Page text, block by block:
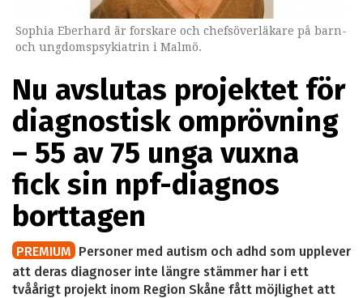
Sophia Eberhard är forskare och chefsöverläkare på barn-
och ungdomspsykiatrin i Malmö.
Nu avslutas projektet för
diagnostisk omprövning
– 55 av 75 unga vuxna
fick sin npf-diagnos
borttagen
PREMIUM Personer med autism och adhd som upplever
att deras diagnoser inte längre stämmer har i ett
tvåårigt projekt inom Region Skåne fått möjlighet att